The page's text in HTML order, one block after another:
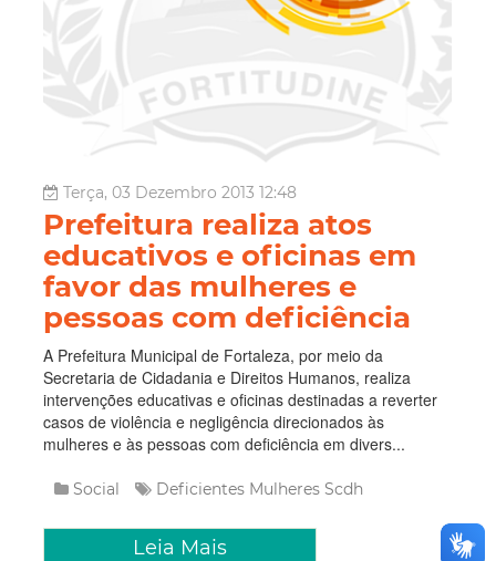
Terça, 03 Dezembro 2013 12:48
Prefeitura realiza atos
educativos e oficinas em
favor das mulheres e
pessoas com deficiência
A Prefeitura Municipal de Fortaleza, por meio da
Secretaria de Cidadania e Direitos Humanos, realiza
intervenções educativas e oficinas destinadas a reverter
casos de violência e negligência direcionados às
mulheres e às pessoas com deficiência em divers...
Social Deficientes Mulheres Scdh
Leia Mais